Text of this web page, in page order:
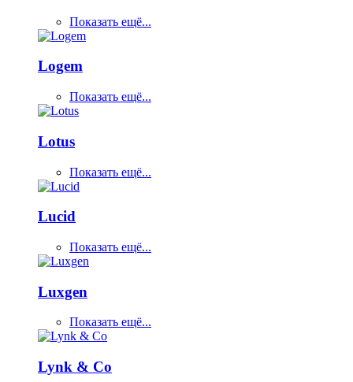
Показать ещё...
Logem
Показать ещё...
Lotus
Показать ещё...
Lucid
Показать ещё...
Luxgen
Показать ещё...
Lynk & Co